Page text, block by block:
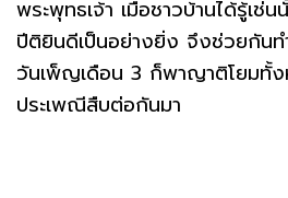
พระพุทธเจ้า เมื่อชาวบ้านได้รู้เช่
ปีติยินดีเป็นอย่างยิ่ง จึงช่วยกันท
วันเพ็ญเดือน 3 ก็พาญาติโยมทั้
ประเพณีสืบต่อกันมา